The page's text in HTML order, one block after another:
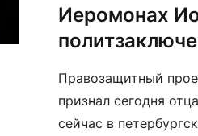
Иеромонах
Правозащитный
признал сегодня
сейчас в